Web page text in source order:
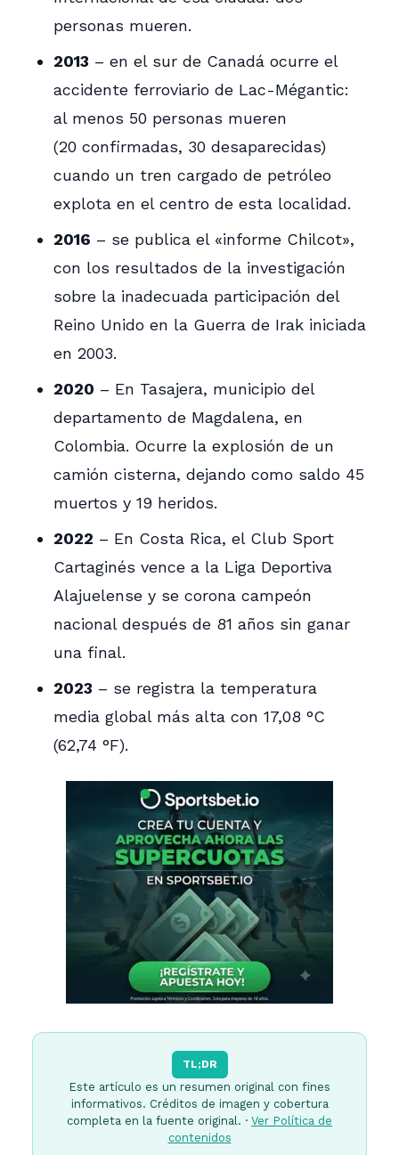
personas mueren.
2013 – en el sur de Canadá ocurre el
accidente ferroviario de Lac-Mégantic:
al menos 50 personas mueren
(20 confirmadas, 30 desaparecidas)
cuando un tren cargado de petróleo
explota en el centro de esta localidad.
2016 – se publica el «informe Chilcot»,
con los resultados de la investigación
sobre la inadecuada participación del
Reino Unido en la Guerra de Irak iniciada
en 2003.
2020 – En Tasajera, municipio del
departamento de Magdalena, en
Colombia. Ocurre la explosión de un
camión cisterna, dejando como saldo 45
muertos y 19 heridos.
2022 – En Costa Rica, el Club Sport
Cartaginés vence a la Liga Deportiva
Alajuelense y se corona campeón
nacional después de 81 años sin ganar
una final.
2023 – se registra la temperatura
media global más alta con 17,08 °C
(62,74 °F).
TL;DR
Este artículo es un resumen original con fines
informativos. Créditos de imagen y cobertura
completa en la fuente original. · Ver Política de
contenidos